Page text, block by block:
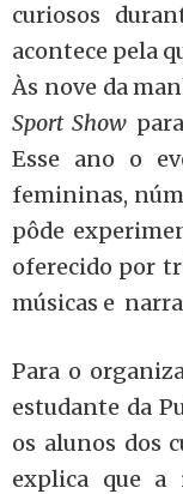
curiosos
acontece pela
Às nove da
Sport Show
Esse ano o
femininas,
pôde
oferecido por
músicas e
Para o
estudante da
os alunos dos
explica que a